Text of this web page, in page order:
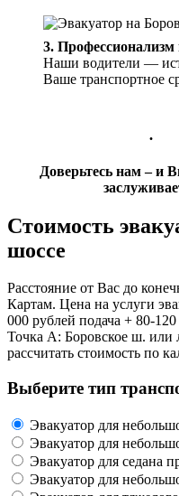
3. Профессионализм
Наши водители —
Ваше транспортное
Доверьтесь нам – и
Стоимость
шоссе
Расстояние от Вас до
Картам. Цена на услуги
000 рублей подача + 80-
Точка А: Боровское ш. или
рассчитать стоимость по
Выберите тип
Эвакуатор для
Эвакуатор для
Эвакуатор для седана
Эвакуатор для